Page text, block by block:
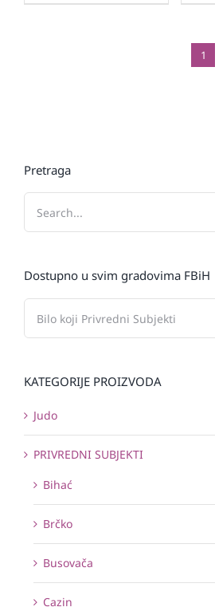
1
Pretraga
Dostupno u svim gradovima FBiH
KATEGORIJE PROIZVODA
Judo
PRIVREDNI SUBJEKTI
Bihać
Brčko
Busovača
Cazin